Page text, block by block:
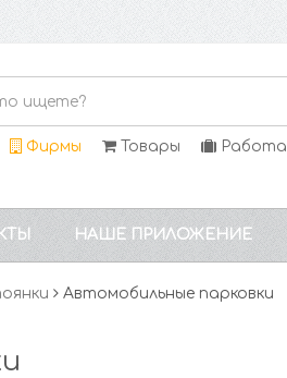
Фирмы Товары Работа
НАШЕ ПРИЛОЖЕНИЕ
Автомобильные парковки